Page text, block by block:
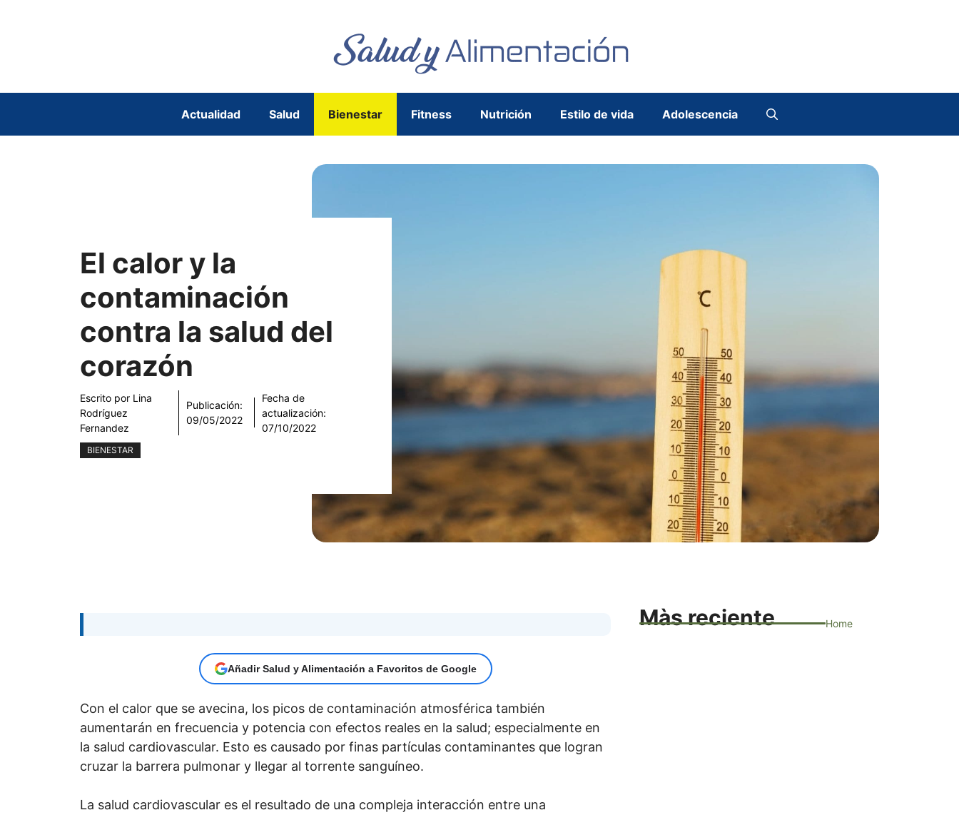
Actualidad Salud Bienestar Fitness Nutrición Estilo de vida Adolescencia
El calor y la
contaminación
contra la salud del
corazón
Escrito por Lina
Rodríguez
Fernandez
Publicación:
09/05/2022
Fecha de
actualización:
07/10/2022
BIENESTAR
Añadir Salud y Alimentación a Favoritos de Google
Con el calor que se avecina, los picos de contaminación atmosférica también
aumentarán en frecuencia y potencia con efectos reales en la salud; especialmente en
la salud cardiovascular. Esto es causado por finas partículas contaminantes que logran
cruzar la barrera pulmonar y llegar al torrente sanguíneo.
La salud cardiovascular es el resultado de una compleja interacción entre una
Màs reciente Home